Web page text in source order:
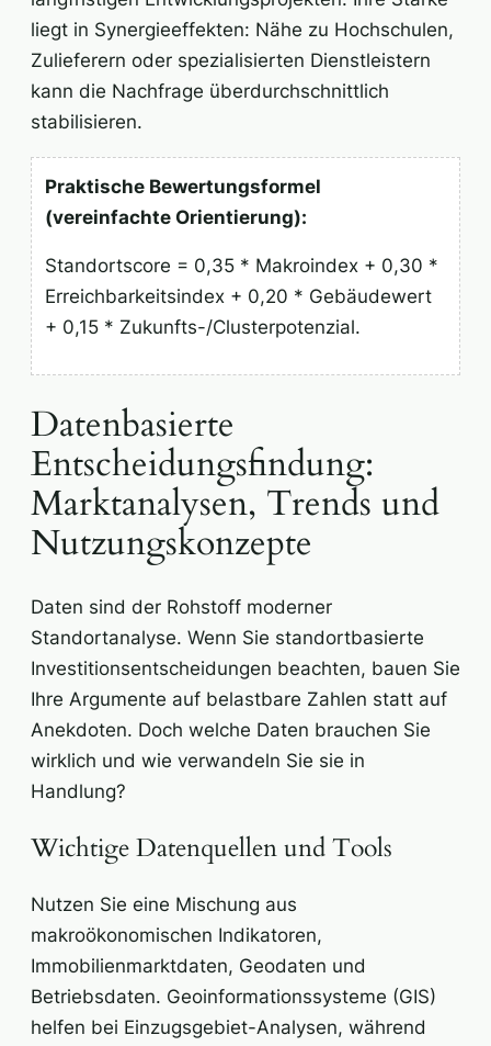
liegt in Synergieeffekten: Nähe zu Hochschulen,
Zulieferern oder spezialisierten Dienstleistern
kann die Nachfrage überdurchschnittlich
stabilisieren.
Praktische Bewertungsformel
(vereinfachte Orientierung):
Standortscore = 0,35 * Makroindex + 0,30 *
Erreichbarkeitsindex + 0,20 * Gebäudewert
+ 0,15 * Zukunfts-/Clusterpotenzial.
Datenbasierte
Entscheidungsfindung:
Marktanalysen, Trends und
Nutzungskonzepte
Daten sind der Rohstoff moderner
Standortanalyse. Wenn Sie standortbasierte
Investitionsentscheidungen beachten, bauen Sie
Ihre Argumente auf belastbare Zahlen statt auf
Anekdoten. Doch welche Daten brauchen Sie
wirklich und wie verwandeln Sie sie in
Handlung?
Wichtige Datenquellen und Tools
Nutzen Sie eine Mischung aus
makroökonomischen Indikatoren,
Immobilienmarktdaten, Geodaten und
Betriebsdaten. Geoinformationssysteme (GIS)
helfen bei Einzugsgebiet-Analysen, während